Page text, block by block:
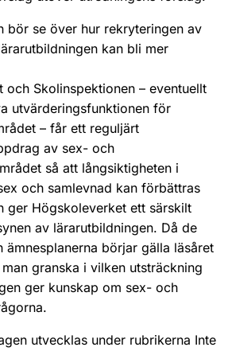
bör se över hur rekryteringen av
kan bli mer
och Skolinspektionen – eventuellt
utvärderingsfunktionen för
– får ett reguljärt
av sex- och
så att långsiktigheten i
och samlevnad kan förbättras
ger Högskoleverket ett särskilt
av lärarutbildningen. Då de
ämnesplanerna börjar gälla läsåret
granska i vilken utsträckning
ger kunskap om sex- och
utvecklas under rubrikerna Inte